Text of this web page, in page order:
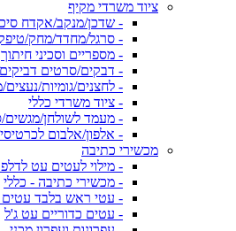
ציוד משרדי מקיף
- שדכן/מנקב/אקדח
- סרגל/מחדד/מחק/
- מספריים וסכיני חיתוך
- דבקים/סרטים
- לחצנים/גומיות/
- ציוד משרדי כללי
- מעמד לשולחן/
- אלפון/אלבום
מכשירי כתיבה
- מילוי לעטים עט
- מכשירי כתיבה - כללי
- עטי ראש בלבד
- עטים כדוריים עט ג'ל